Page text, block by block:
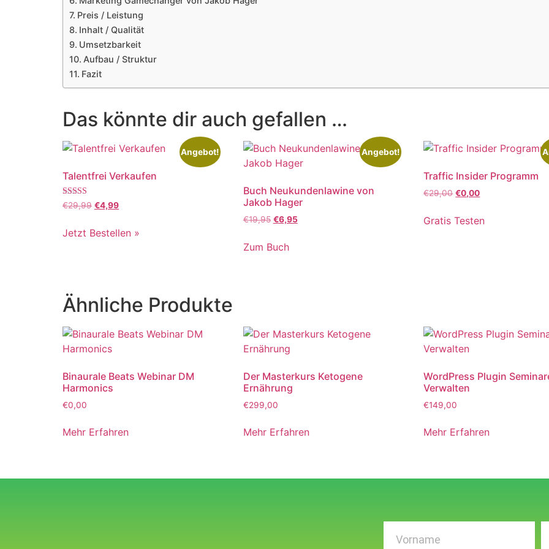
Preis / Leistung
Inhalt / Qualität
Umsetzbarkeit
Aufbau / Struktur
Fazit
Das könnte dir auch gefallen …
Angebot!
Talentfrei Verkaufen
Bewertet mit
5.00
€29,99 €4,99
Jetzt Bestellen »
Angebot!
Buch Neukundenlawine von
Jakob Hager
€19,95 €6,95
Zum Buch
Traffic Insider Programm
€29,00 €0,00
Gratis Testen
Ähnliche Produkte
Binaurale Beats Webinar DM
Harmonics
€0,00
Mehr Erfahren
Der Masterkurs Ketogene
Ernährung
€299,00
Mehr Erfahren
WordPress Plugin
Verwalten
€149,00
Mehr Erfahren